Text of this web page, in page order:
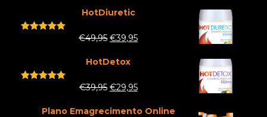
HotDiuretic
€49,95 €39,95
HotDetox
€39,95 €29,95
Plano Emagrecimento Online